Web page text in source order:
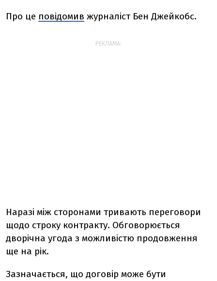
Про це повідомив журналіст Бен Джейкобс.
РЕКЛАМА:
Наразі між сторонами тривають переговори
щодо строку контракту. Обговорюється
дворічна угода з можливістю продовження
ще на рік.
Зазначається, що договір може бути